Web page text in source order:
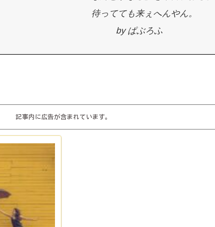
待ってても来ぇへんやん。
by ぱぶろふ
記事内に広告が含まれています。